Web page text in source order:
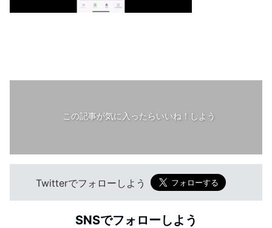
この記事が気に入ったらいいね！しよう
Twitterでフォローしよう
SNSでフォローしよう